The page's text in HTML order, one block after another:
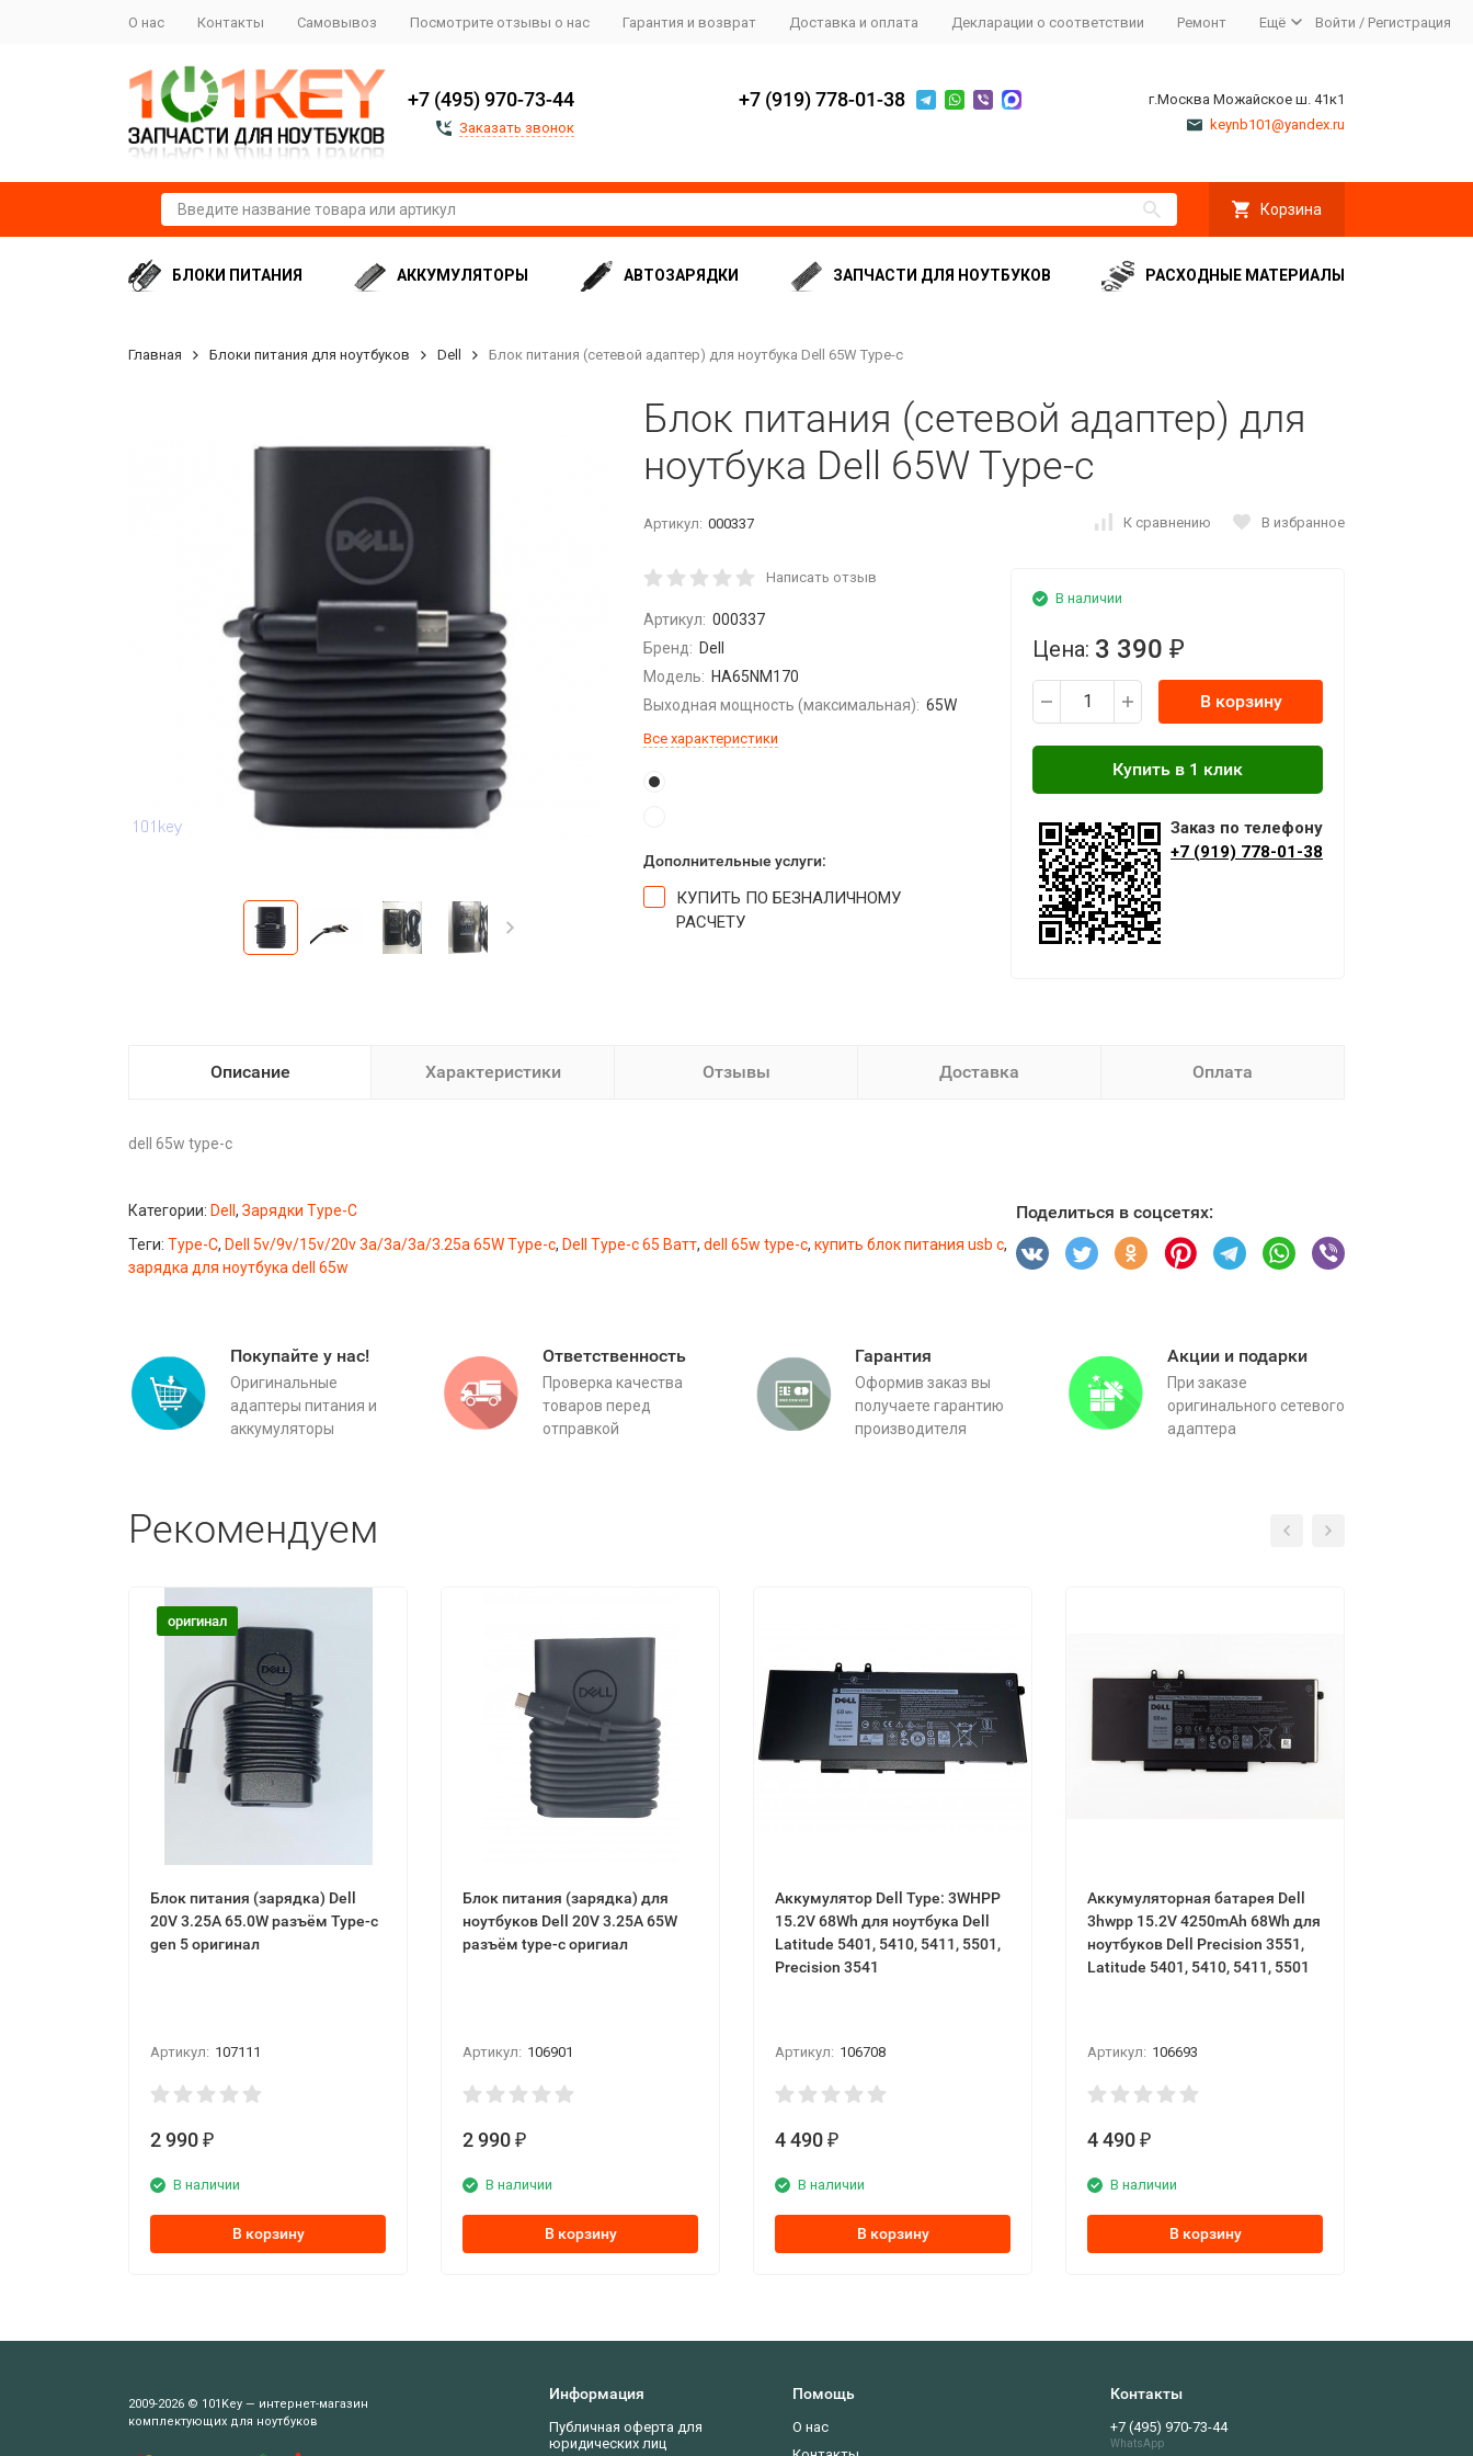
О нас Контакты Самовывоз Посмотрите отзывы о нас Гарантия и возврат Доставка и оплата Декларации о соответствии Ремонт Ещё Войти / Регистрация
+7 (495) 970-73-44
Заказать звонок
+7 (919) 778-01-38
г.Москва Можайское ш. 41к1
keynb101@yandex.ru
Корзина
БЛОКИ ПИТАНИЯ АККУМУЛЯТОРЫ АВТОЗАРЯДКИ ЗАПЧАСТИ ДЛЯ НОУТБУКОВ РАСХОДНЫЕ МАТЕРИАЛЫ
Главная Блоки питания для ноутбуков Dell Блок питания (сетевой адаптер) для ноутбука Dell 65W Type-c
Блок питания (сетевой адаптер) для
ноутбука Dell 65W Type-c
Артикул: 000337 К сравнению В избранное
Написать отзыв
Артикул: 000337
Бренд: Dell
Модель: HA65NM170
Выходная мощность (максимальная): 65W
Все характеристики
Дополнительные услуги:
КУПИТЬ ПО БЕЗНАЛИЧНОМУ
РАСЧЕТУ
В наличии
Цена: 3 390 ₽
В корзину
Заказ по телефону
+7 (919) 778-01-38
Описание Характеристики Отзывы Доставка Оплата
dell 65w type-c
Категории: Dell , Зарядки Type-C
Теги: Type-C, Dell 5v/9v/15v/20v 3a/3a/3a/3.25a 65W Type-c, Dell Type-c 65 Ватт, dell 65w type-c, купить блок питания usb c,
зарядка для ноутбука dell 65w
Поделиться в соцсетях:
Покупайте у нас!
Оригинальные
адаптеры питания и
аккумуляторы
Ответственность
Проверка качества
товаров перед
отправкой
Гарантия
Оформив заказ вы
получаете гарантию
производителя
Акции и подарки
При заказе
оригинального сетевого
адаптера
Рекомендуем
оригинал
Блок питания (зарядка) Dell
20V 3.25A 65.0W разъём Type-c
gen 5 оригинал
Артикул: 107111
2 990 ₽
В наличии
В корзину
Блок питания (зарядка) для
ноутбуков Dell 20V 3.25A 65W
разъём type-c оригиал
Артикул: 106901
2 990 ₽
В наличии
В корзину
Аккумулятор Dell Type: 3WHPP
15.2V 68Wh для ноутбука Dell
Latitude 5401, 5410, 5411, 5501,
Precision 3541
Артикул: 106708
4 490 ₽
В наличии
В корзину
Аккумуляторная батарея Dell
3hwpp 15.2V 4250mAh 68Wh для
ноутбуков Dell Precision 3551,
Latitude 5401, 5410, 5411, 5501
Артикул: 106693
4 490 ₽
В наличии
В корзину
2009-2026 © 101Key — интернет-магазин
комплектующих для ноутбуков
Информация
Публичная оферта для
юридических лиц
Помощь
О нас
Контакты
+7 (495) 970-73-44
WhatsApp